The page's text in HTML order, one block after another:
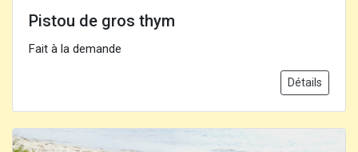
Pistou de gros thym
Fait à la demande
Détails